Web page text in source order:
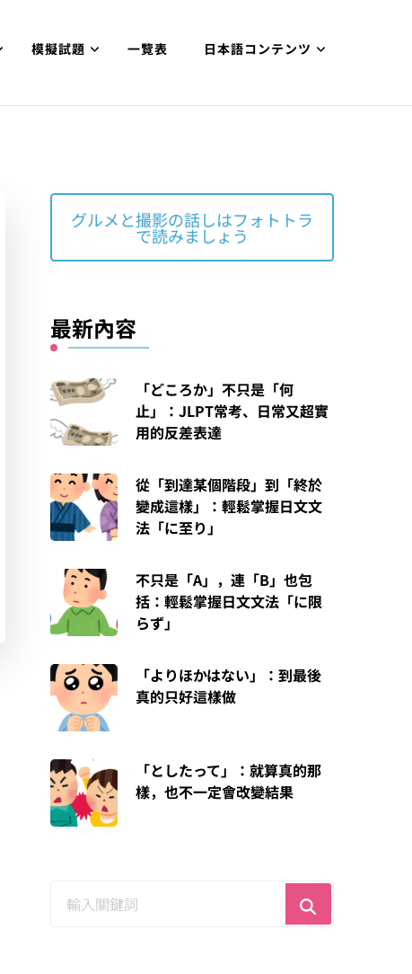
模擬試題 一覽表 日本語コンテンツ
グルメと撮影の話しはフォトトラ
で読みましょう
最新內容
「どころか」不只是「何
止」：JLPT常考、日常又超實
用的反差表達
從「到達某個階段」到「終於
變成這樣」：輕鬆掌握日文文
法「に至り」
不只是「A」，連「B」也包
括：輕鬆掌握日文文法「に限
らず」
「よりほかはない」：到最後
真的只好這樣做
「としたって」：就算真的那
樣，也不一定會改變結果